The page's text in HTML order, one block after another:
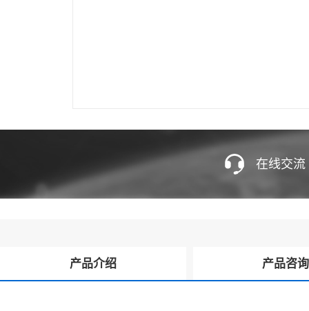
在线交流
产品介绍 产品咨询